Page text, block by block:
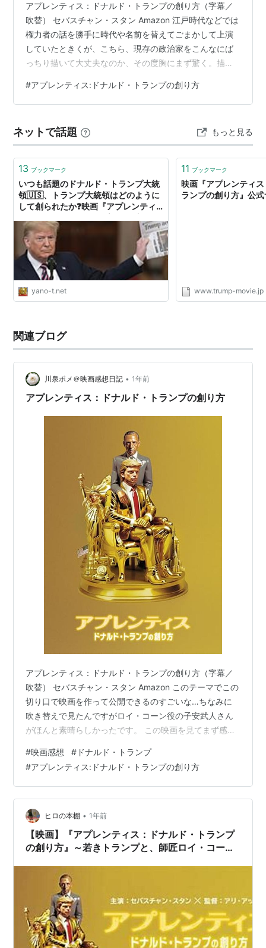
アプレンティス：ドナルド・トランプの創り方（字幕／
吹替） セバスチャン・スタン Amazon 江戸時代などでは
権力者の話を勝手に時代や名前を替えてごまかして上演
していたときくが、こちら、現存の政治家をこんなにば
っちり描いて大丈夫なのか、その度胸にまず驚く。描か
はしない宇多丸さんなにかいってないかと調べる。
www.tbsradio.jp かなりしっかり調べての発言、信用で
か！ 映画のタイトルになっている「アプレンティス」と
いうのは、ドナルド・トランプが一度破産してからまた
世間に名を売ったリアリティ…
#アプレンティス:ドナルド・トランプの創り方
ネットで話題 もっと見る
13 ブックマーク
いつも話題のドナルド・トランプ大統
領🇺🇸、トランプ大統領はどのように
して創られたか❓️映画『アプレンティ
のぞいてみませんか⁉️ 《めちゃ推しプ
ライムビデオ》 - YANO-T’ｓ blog
yano-t.net
11 ブックマーク
映画『アプレンティ
ランプの創り方』公
www.trump-movie.jp
関連ブログ
川泉ポメ＠映画感想日記 • 1年前
アプレンティス：ドナルド・トランプの創り方
アプレンティス：ドナルド・トランプの創り方（字幕／
吹替） セバスチャン・スタン Amazon このテーマでこの
切り口で映画を作って公開できるのすごいな…ちなみに
吹き替えで見たんですがロイ・コーン役の子安武人さん
がほんと素晴らしかったです。 この映画を見てまず感じ
た。 名家の生まれで才能豊かでたくさんの人に愛され嫌
われ ゲイコミュニティーの近くでゲイ男性に可愛がられ
てキャリア初期を築くけど本人はノンケで子だくさん 自
分を可愛がってくれたメンター的な男性はショッキング
な死を迎えて 優秀な兄弟がいるけど早くに亡くなって 強
い言葉を使うのが上手くて…
#映画感想 # ドナルド・トランプ
#アプレンティス:ドナルド・トランプの創り方
ヒロの本棚 • 1年前
【映画】『アプレンティス：ドナルド・トランプ
の創り方』～若きトランプと、師匠ロイ・コー